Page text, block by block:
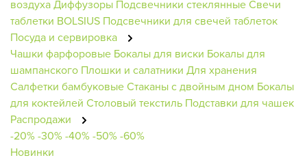
воздухаДиффузоры Подсвечники стеклянныеСвечи
таблетки BOLSIUS Подсвечники для свечей таблеток
Посуда и сервировка
Чашки фарфоровые Бокалы для виски Бокалы для
шампанского Плошки и салатники Для хранения
Салфетки бамбуковыеСтаканы с двойным дном Бокалы
для коктейлей Столовый текстиль Подставки для чашек
Распродажи
-20%-30%-40%-50%-60%
Новинки